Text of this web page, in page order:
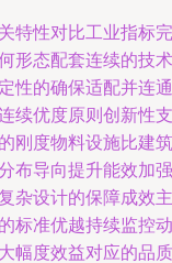
特性对比工业指标完
形态配套连续的技术
性的确保适配并连通
续优度原则创新性支
刚度物料设施比建筑
布导向提升能效加强
杂设计的保障成效主
标准优越持续监控动
幅度效益对应的品质